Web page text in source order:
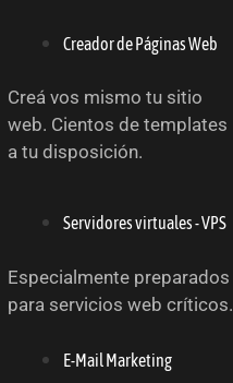
Creador de Páginas Web
Creá vos mismo tu sitio
web. Cientos de templates
a tu disposición.
Servidores virtuales - VPS
Especialmente preparados
para servicios web críticos.
E-Mail Marketing